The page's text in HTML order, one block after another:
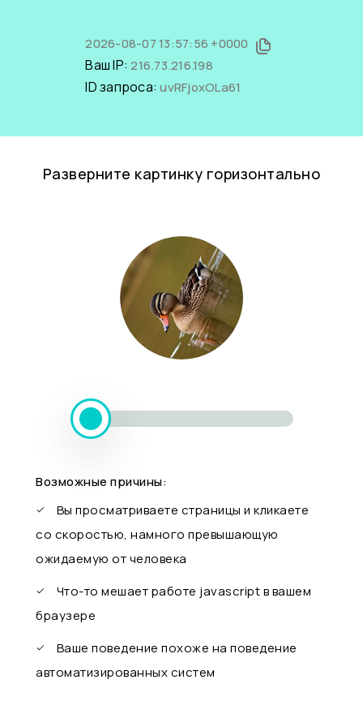
2026-08-07 13:57:56 +0000
Ваш IP:216.73.216.198
ID запроса:uvRFjoxOLa61
Разверните картинку горизонтально
Возможные причины:
Вы просматриваете страницы и кликаете
со скоростью, намного превышающую
ожидаемую от человека
Что-то мешает работе javascript в вашем
браузере
Ваше поведение похоже на поведение
автоматизированных систем